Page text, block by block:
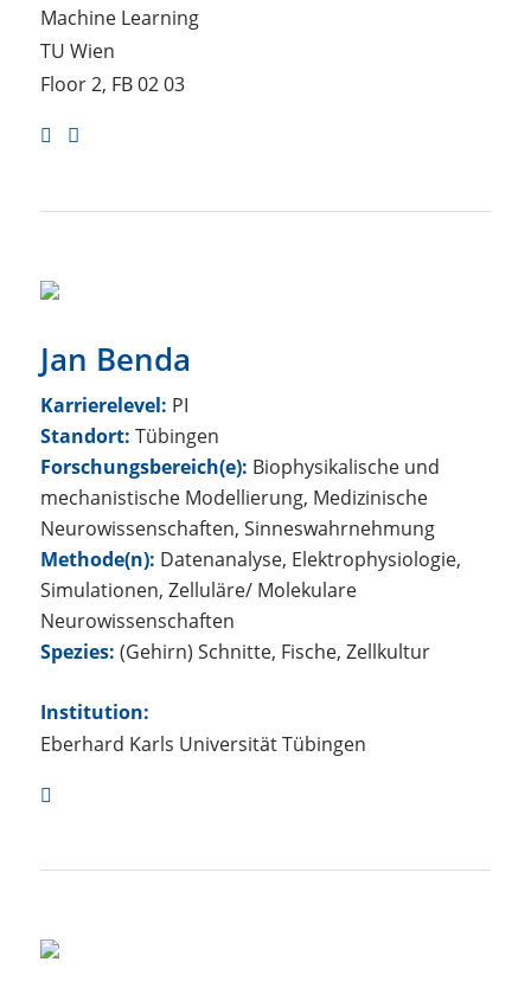
Machine Learning
TU Wien
Floor 2, FB 02 03

Jan Benda
Karrierelevel: PI
Standort: Tübingen
Forschungsbereich(e): Biophysikalische und
mechanistische Modellierung, Medizinische
Neurowissenschaften, Sinneswahrnehmung
Methode(n): Datenanalyse, Elektrophysiologie,
Simulationen, Zelluläre/ Molekulare
Neurowissenschaften
Spezies: (Gehirn) Schnitte, Fische, Zellkultur
Institution:
Eberhard Karls Universität Tübingen